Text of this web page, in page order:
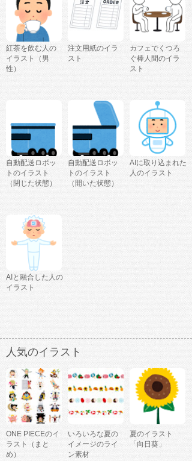
紅茶を飲む人の
イラスト（男
性）
注文用紙のイラ
スト
カフェでくつろ
ぐ棒人間のイラ
スト
自動配送ロボッ
トのイラスト
（閉じた状態）
自動配送ロボッ
トのイラスト
（開いた状態）
AIに取り込まれた
人のイラスト
AIと融合した人の
イラスト
人気のイラスト
ONE PIECEのイ
ラスト（まと
め）
いろいろな夏の
イメージのライ
ン素材
夏のイラスト
「向日葵」